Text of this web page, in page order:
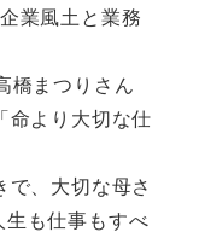
業風土と業務
橋まつりさん
命より大切な仕
、大切な母さ
も仕事もすべ